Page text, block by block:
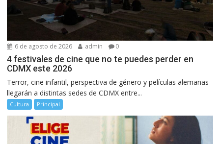
6 de agosto de 2026 admin 0
4 festivales de cine que no te puedes perder en
CDMX este 2026
Terror, cine infantil, perspectiva de género y películas alemanas
llegarán a distintas sedes de CDMX entre...
Cultura Principal